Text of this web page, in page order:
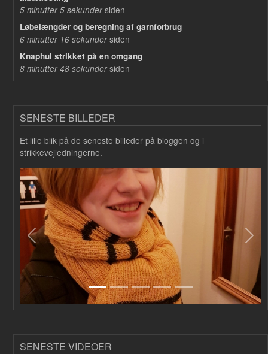
5 minutter 5 sekundersiden
Løbelængder og beregning af garnforbrug
6 minutter 16 sekundersiden
Knaphul strikket på en omgang
8 minutter 48 sekundersiden
SENESTE BILLEDER
Et lille blik på de seneste billeder på bloggen og i
strikkevejledningerne.
Forrige
SENESTE VIDEOER